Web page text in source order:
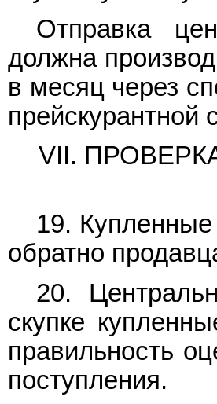
Отправка
должна
в месяц через
прейскурантной
VII.
19. Купленные
обратно
20.
скупке
правильность
поступления.